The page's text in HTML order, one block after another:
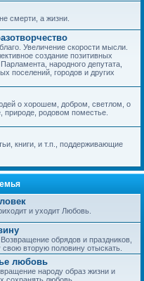
смерти, а жизни.
Увеличение скорости мысли.
создание позитивных
народного депутата,
поселений, городов и других
о хорошем, добром, светлом, о
природе, родовом поместье.
книги, и т.п., поддерживающие
и уходит Любовь.
обрядов и праздников,
вторую половину отыскать.
любовь
народу образ жизни и